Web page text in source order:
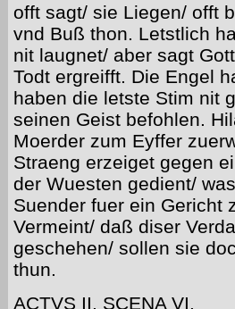
offt sagt/ sie Liegen/ offt
vnd Buß thon. Letstlich
nit laugnet/ aber sagt
Todt ergreifft. Die Engel
haben die letste Stim nit
seinen Geist befohlen.
Moerder zum Eyffer
Straeng erzeiget gegen
der Wuesten gedient/
Suender fuer ein Gericht
Vermeint/ daß diser
geschehen/ sollen sie
thun.
ACTVS II. SCENA VI.